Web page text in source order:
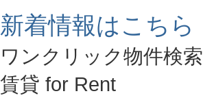
新着情報はこちら
ワンクリック物件検索
賃貸 for Rent